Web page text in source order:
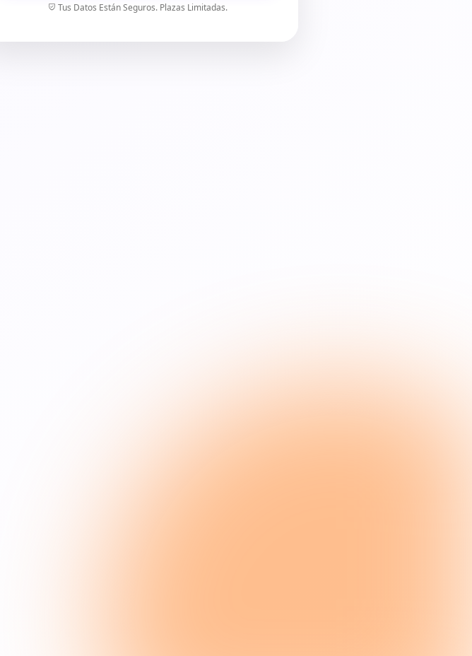
Tus Datos Están Seguros. Plazas Limitadas.